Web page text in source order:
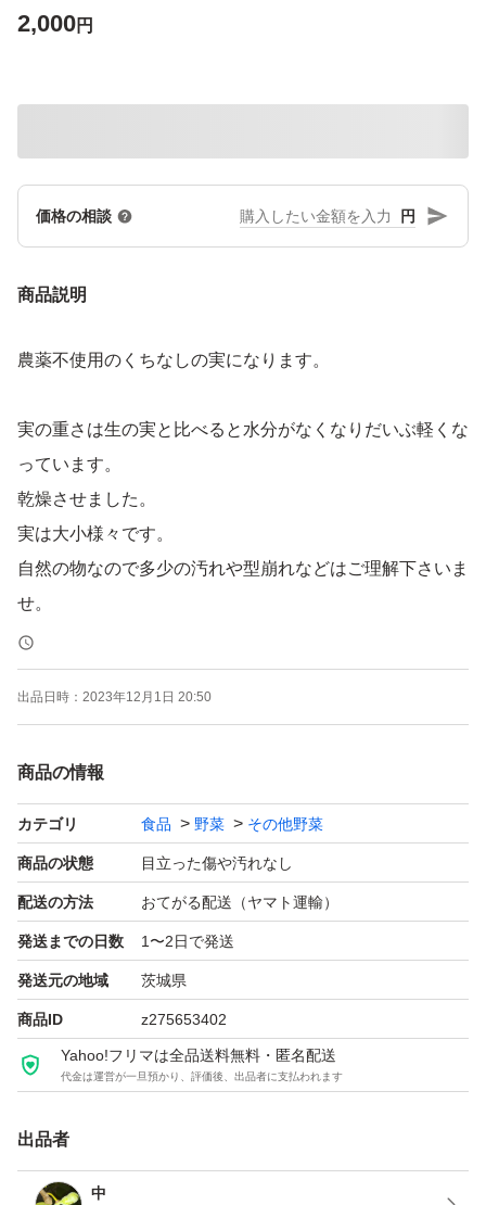
2,000円
価格の相談 円
商品説明
農薬不使用のくちなしの実になります。
実の重さは生の実と比べると水分がなくなりだいぶ軽くな
っています。
乾燥させました。
実は大小様々です。
自然の物なので多少の汚れや型崩れなどはご理解下さいま
せ。
栗きんとん、たくあん、さつま芋、パエリアなどの色づけ
にご利用いただけます。
くちなし茶や漢方薬にもご利用いただけます。
染め物などにもどうぞ。
宜しくお願い致します。
#くちなし
#クチナシ
#クチナシの実
#くちなしの実
出品日時： 2023年12月1日 20:50
商品の情報
カテゴリ 食品 野菜 その他野菜
商品の状態 目立った傷や汚れなし
配送の方法 おてがる配送（ヤマト運輸）
発送までの日数 1〜2日で発送
発送元の地域 茨城県
商品ID z275653402
Yahoo!フリマは全品送料無料・匿名配送
代金は運営が一旦預かり、評価後、出品者に支払われます
出品者
中